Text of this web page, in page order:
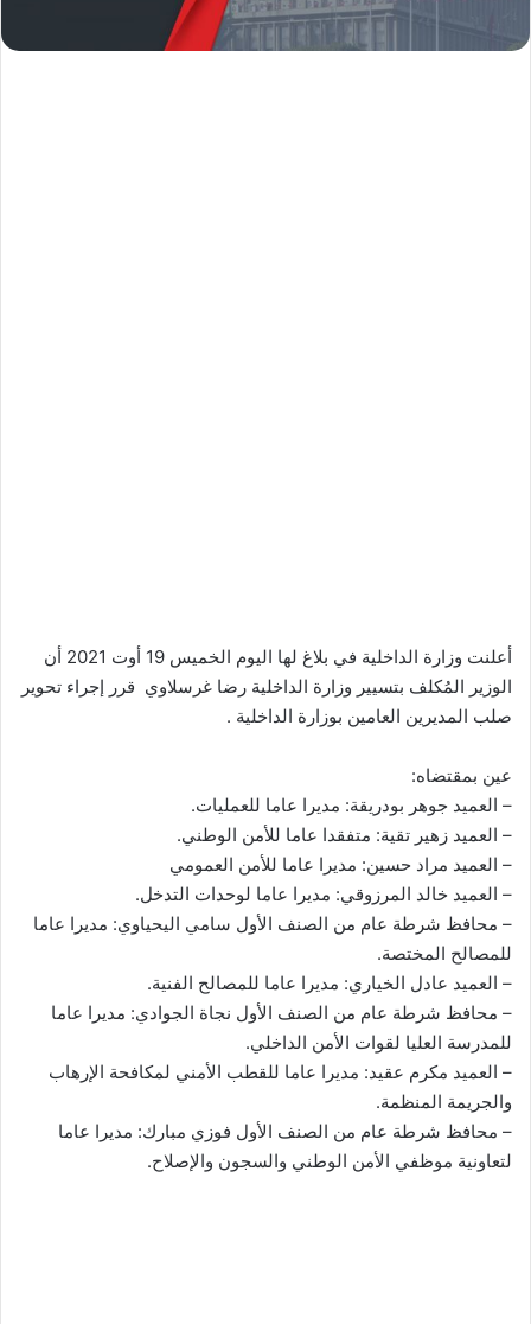
أعلنت وزارة الداخلية في بلاغ لها اليوم الخميس 19 أوت 2021 أن
الوزير المُكلف بتسيير وزارة الداخلية رضا غرسلاوي قرر إجراء تحوير
صلب المديرين العامين بوزارة الداخلية .
عين بمقتضاه:
– العميد جوهر بودريقة: مديرا عاما للعمليات.
– العميد زهير تقية: متفقدا عاما للأمن الوطني.
– العميد مراد حسين: مديرا عاما للأمن العمومي
– العميد خالد المرزوقي: مديرا عاما لوحدات التدخل.
– محافظ شرطة عام من الصنف الأول سامي اليحياوي: مديرا عاما
للمصالح المختصة.
– العميد عادل الخياري: مديرا عاما للمصالح الفنية.
– محافظ شرطة عام من الصنف الأول نجاة الجوادي: مديرا عاما
للمدرسة العليا لقوات الأمن الداخلي.
– العميد مكرم عقيد: مديرا عاما للقطب الأمني لمكافحة الإرهاب
والجريمة المنظمة.
– محافظ شرطة عام من الصنف الأول فوزي مبارك: مديرا عاما
لتعاونية موظفي الأمن الوطني والسجون والإصلاح.